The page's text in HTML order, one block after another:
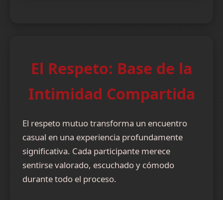
El Respeto: Base de la
Intimidad Compartida
El respeto mutuo transforma un encuentro
casual en una experiencia profundamente
significativa. Cada participante merece
sentirse valorado, escuchado y cómodo
durante todo el proceso.